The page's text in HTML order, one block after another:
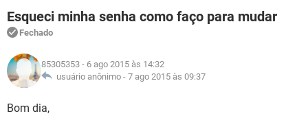
INSTAGRAM GMAIL
GUIA DE COMPRAS
OUTLOOK
INSTAGRAM
GUIA DE COMPRAS
JOGOS WHATSAPP
CELULAR
OUTLOOK
INSTAGRAM
GUIA DE COMPRAS
FÓRUM
JOGOS
CELULAR FACEBOOK
GLOSSÁRIO
JOGOS
CELULAR
Esqueci minha senha como faço para mudar
Fechado
85305353 - 6 ago 2015 às 14:32
usuário anônimo - 7 ago 2015 às 09:37
Bom dia,